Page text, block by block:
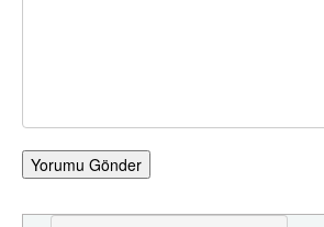
Yorumu Gönder